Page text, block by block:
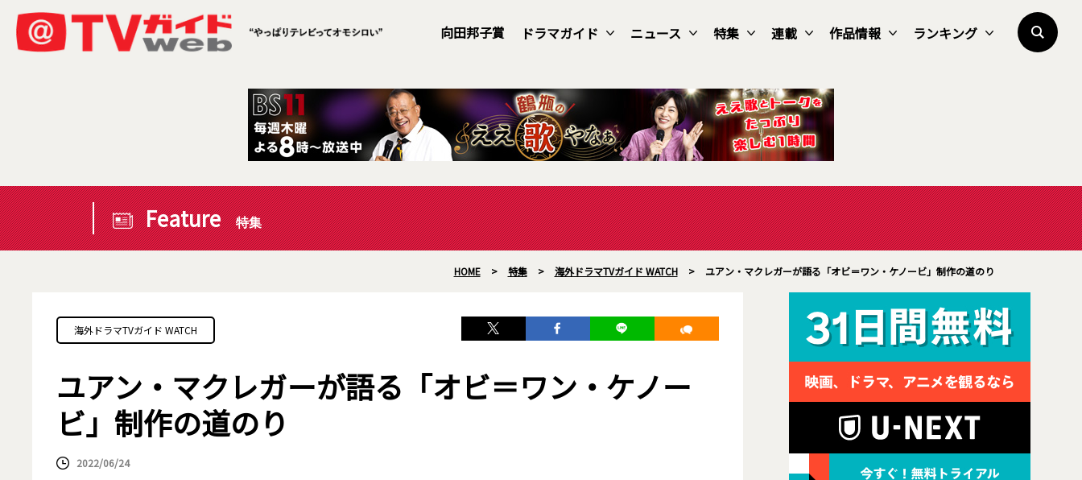
向田邦子賞 ドラマガイド ニュース 特集 連載 作品情報 ランキング
Feature 特集
HOME > 特集 > 海外ドラマTVガイド WATCH > ユアン・マクレガーが語る「オビ＝ワン・ケノービ」制作の道のり
海外ドラマTVガイド WATCH
ユアン・マクレガーが語る「オビ＝ワン・ケノー
ビ」制作の道のり
2022/06/24